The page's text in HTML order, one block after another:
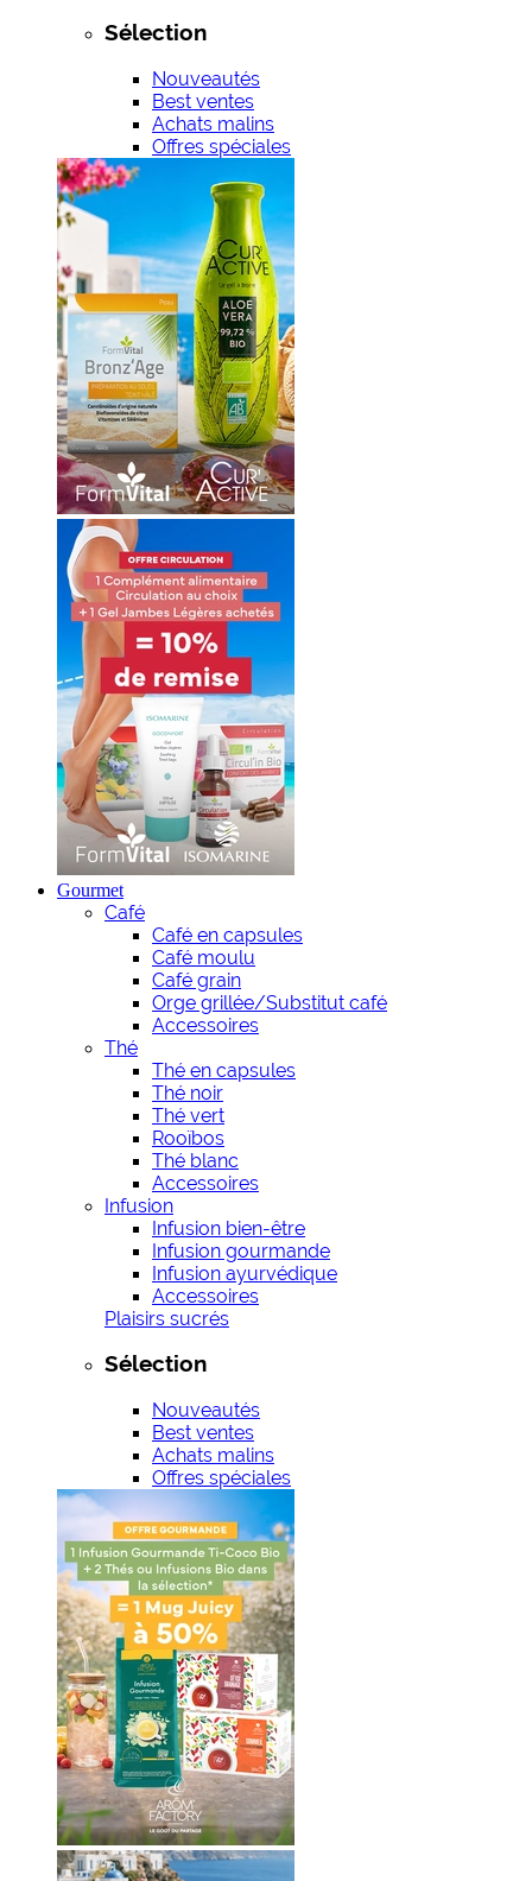
Sélection
Nouveautés
Best ventes
Achats malins
Offres spéciales
Gourmet
Café
Café en capsules
Café moulu
Café grain
Orge grillée/Substitut café
Accessoires
Thé
Thé en capsules
Thé noir
Thé vert
Rooïbos
Thé blanc
Accessoires
Infusion
Infusion bien-être
Infusion gourmande
Infusion ayurvédique
Accessoires
Plaisirs sucrés
Sélection
Nouveautés
Best ventes
Achats malins
Offres spéciales